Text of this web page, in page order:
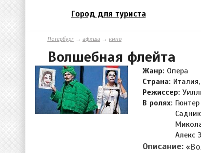
Город для туриста
Петербург→ афиша → кино
Волшебная флейта
Жанр: Опера
Страна:
Режиссер:
В ролях:
Алекс
Описание: